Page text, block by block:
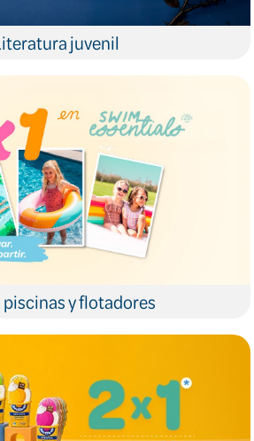
juvenil
piscinas y flotadores